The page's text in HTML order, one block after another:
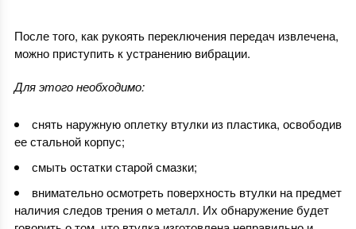
После того, как рукоять переключения передач извлечена,
можно приступить к устранению вибрации.
Для этого необходимо:
снять наружную оплетку втулки из пластика, освободив
ее стальной корпус;
смыть остатки старой смазки;
внимательно осмотреть поверхность втулки на предмет
наличия следов трения о металл. Их обнаружение будет